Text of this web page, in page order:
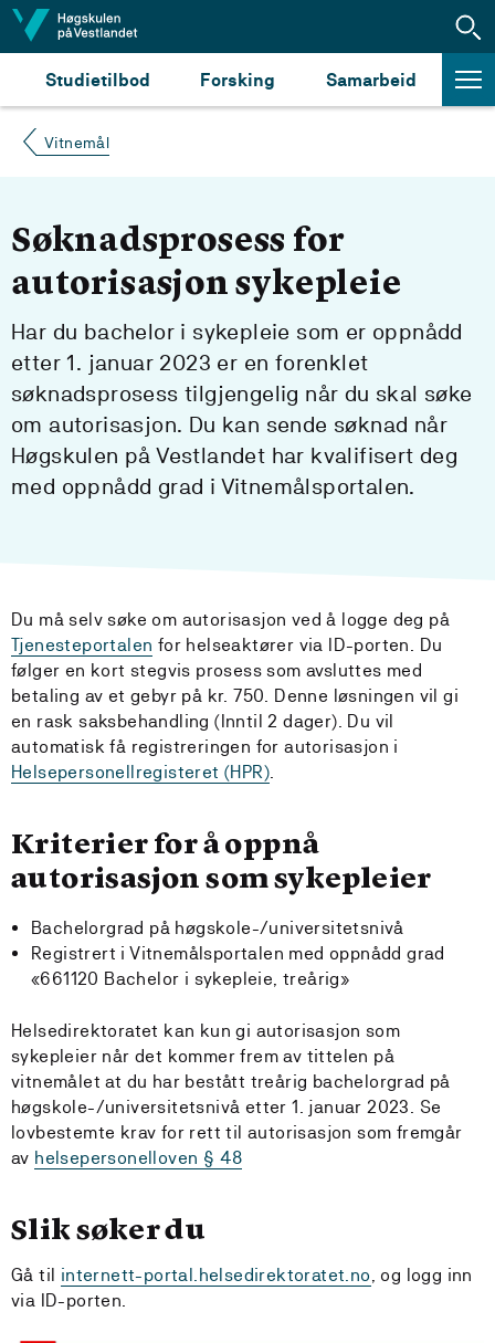
Hopp til innhald
Studietilbod Forsking Samarbeid
Vitnemål
Søknadsprosess for
autorisasjon sykepleie
Har du bachelor i sykepleie som er oppnådd
etter 1. januar 2023 er en forenklet
søknadsprosess tilgjengelig når du skal søke
om autorisasjon. Du kan sende søknad når
Høgskulen på Vestlandet har kvalifisert deg
med oppnådd grad i Vitnemålsportalen.
Du må selv søke om autorisasjon ved å logge deg på
Tjenesteportalen for helseaktører via ID-porten. Du
følger en kort stegvis prosess som avsluttes med
betaling av et gebyr på kr. 750. Denne løsningen vil gi
en rask saksbehandling (Inntil 2 dager). Du vil
automatisk få registreringen for autorisasjon i
Helsepersonellregisteret (HPR).
Kriterier for å oppnå
autorisasjon som sykepleier
Bachelorgrad på høgskole-/universitetsnivå
Registrert i Vitnemålsportalen med oppnådd grad
«661120 Bachelor i sykepleie, treårig»
Helsedirektoratet kan kun gi autorisasjon som
sykepleier når det kommer frem av tittelen på
vitnemålet at du har bestått treårig bachelorgrad på
høgskole-/universitetsnivå etter 1. januar 2023. Se
lovbestemte krav for rett til autorisasjon som fremgår
av helsepersonelloven § 48
Slik søker du
Gå til internett-portal.helsedirektoratet.no, og logg inn
via ID-porten.